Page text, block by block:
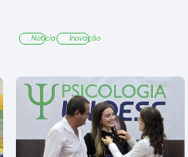
Notícia Inovação